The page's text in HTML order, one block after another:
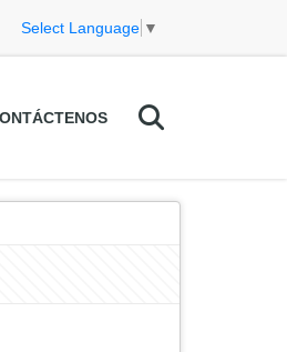
Select Language ▼